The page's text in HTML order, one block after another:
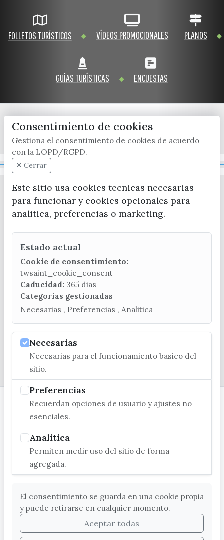
FOLLETOS TURÍSTICOS VÍDEOS PROMOCIONALES PLANOS
GUÍAS TURÍSTICAS ENCUESTAS
x / twitter facebook youtube instagram
CONTACTA CON LA OFICINA DE TURISMO
(+34) 952 541 104
turismo@velezmalaga.es
C/ Poniente, 2. CP 29740 - Torre del Mar
Consentimiento de cookies
Gestiona el consentimiento de cookies de acuerdo
con la LOPD/RGPD.
Cerrar
Este sitio usa cookies tecnicas necesarias
para funcionar y cookies opcionales para
analitica, preferencias o marketing.
Estado actual
Cookie de consentimiento:
twsaint_cookie_consent
Caducidad: 365 dias
Categorias gestionadas
Necesarias , Preferencias , Analitica
Necesarias
Necesarias para el funcionamiento basico del
sitio.
Preferencias
Recuerdan opciones de usuario y ajustes no
esenciales.
Analitica
Permiten medir uso del sitio de forma
agregada.
El consentimiento se guarda en una cookie propia
y puede retirarse en cualquier momento.
Aceptar todas